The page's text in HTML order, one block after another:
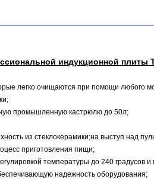
индукционной плиты
легко очищаются при помощи любого
промышленную кастрюлю до 50л;
из стеклокерамики;на выступ над
приготовления пищи;
температуры до 240 градусов
надежность оборудования;